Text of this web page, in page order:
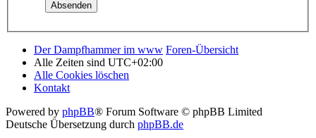
Der Dampfhammer im www Foren-Übersicht
Alle Zeiten sind UTC+02:00
Alle Cookies löschen
Kontakt
Powered by phpBB® Forum Software © phpBB Limited
Deutsche Übersetzung durch phpBB.de